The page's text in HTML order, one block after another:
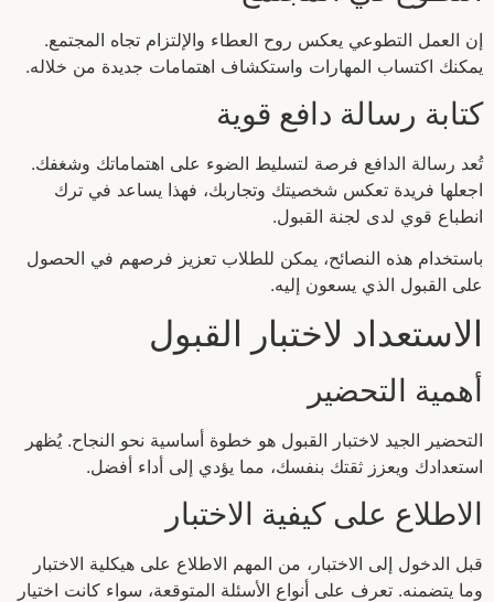
إن العمل التطوعي يعكس روح العطاء والإلتزام تجاه المجتمع.
يمكنك اكتساب المهارات واستكشاف اهتمامات جديدة من خلاله.
كتابة رسالة دافع قوية
تُعد رسالة الدافع فرصة لتسليط الضوء على اهتماماتك وشغفك.
اجعلها فريدة تعكس شخصيتك وتجاربك، فهذا يساعد في ترك
انطباع قوي لدى لجنة القبول.
باستخدام هذه النصائح، يمكن للطلاب تعزيز فرصهم في الحصول
على القبول الذي يسعون إليه.
الاستعداد لاختبار القبول
أهمية التحضير
التحضير الجيد لاختبار القبول هو خطوة أساسية نحو النجاح. يُظهر
استعدادك ويعزز ثقتك بنفسك، مما يؤدي إلى أداء أفضل.
الاطلاع على كيفية الاختبار
قبل الدخول إلى الاختبار، من المهم الاطلاع على هيكلية الاختبار
وما يتضمنه. تعرف على أنواع الأسئلة المتوقعة، سواء كانت اختيار